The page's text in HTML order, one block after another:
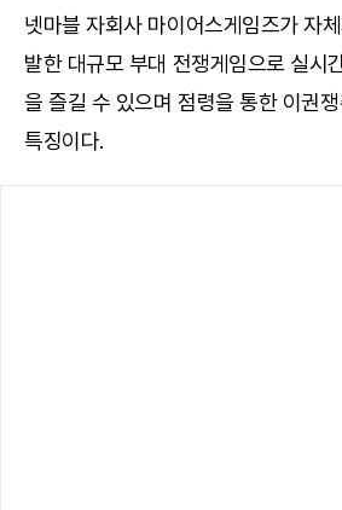
넷마블 자회사 마이어스게임즈가 자
발한 대규모 부대 전쟁게임으로 실시
을 즐길 수 있으며 점령을 통한 이권
특징이다.